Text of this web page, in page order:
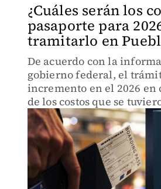
¿Cuáles serán los
pasaporte para
tramitarlo en
De acuerdo con la
gobierno federal, el
incremento en el 2026 en
de los costos que se
2025.